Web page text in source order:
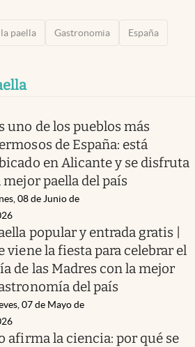
paella Gastronomia España
uno de los pueblos más
de España: está
en Alicante y se disfruta
mejor paella del país
08 de Junio de
popular y entrada gratis |
viene la fiesta para celebrar el
de las Madres con la mejor
del país
07 de Mayo de
afirma la ciencia: por qué se